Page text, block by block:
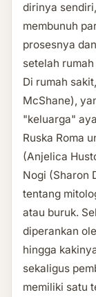
dirinya
membunuh
prosesnya
setelah
Di rumah
McShane),
"keluarga"
Ruska Roma
(Anjelica
Nogi (Sharon
tentang
atau buruk.
diperankan
hingga
sekaligus
memiliki satu